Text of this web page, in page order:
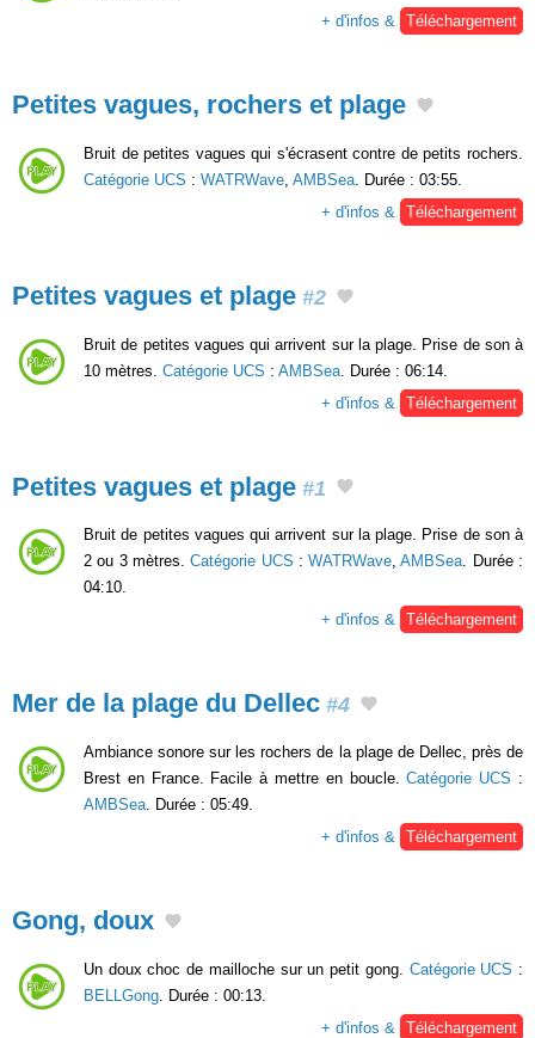
+ d'infos & Téléchargement
Petites vagues, rochers et plage
Bruit de petites vagues qui s'écrasent contre de petits rochers.
Catégorie UCS : WATRWave AMBSea . Durée : 03:55.
+ d'infos &
Téléchargement
Petites vagues et plage #2
Bruit de petites vagues qui arrivent sur la plage. Prise de son à
10 mètres. Catégorie UCS : AMBSea . Durée : 06:14.
+ d'infos &
Téléchargement
Petites vagues et plage #1
Bruit de petites vagues qui arrivent sur la plage. Prise de son à
2 ou 3 mètres.Catégorie UCS :WATRWave,AMBSea. Durée :
04:10.
+ d'infos & Téléchargement
Mer de la plage du Dellec #4
Ambiance sonore sur les rochers de la plage de Dellec, près de
Brest en France. Facile à mettre en boucle.Catégorie UCS :
AMBSea . Durée : 05:49.
+ d'infos &
Téléchargement
Gong, doux
Un doux choc de mailloche sur un petit gong. Catégorie UCS :
BELLGong . Durée : 00:13.
+ d'infos &
Téléchargement